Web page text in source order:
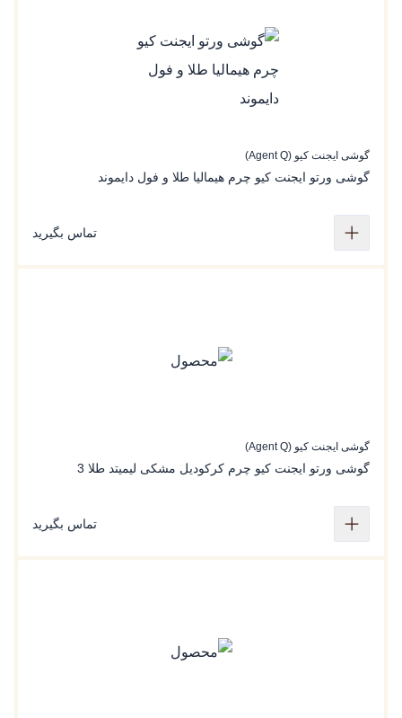
گوشی ایجنت کیو (Agent Q)
گوشی ورتو ایجنت کیو چرم هیمالیا طلا و فول دایموند
تماس بگیرید
گوشی ایجنت کیو (Agent Q)
گوشی ورتو ایجنت کیو چرم کرکودیل مشکی لیمیتد طلا 3
تماس بگیرید